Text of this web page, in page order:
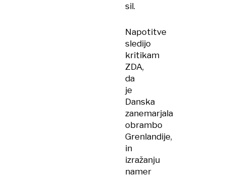
sil.
Napotitve
sledijo
kritikam
ZDA,
da
je
Danska
zanemarjala
obrambo
Grenlandije,
in
izražanju
namer